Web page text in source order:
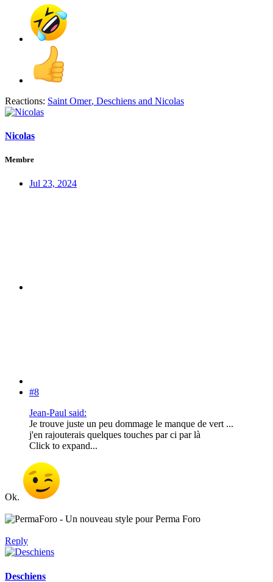
Reactions: Saint Omer, Deschiens and Nicolas
Nicolas
Membre
Jul 23, 2024
#8
Jean-Paul said:
Je trouve juste un peu dommage le manque de vert ...
j'en rajouterais quelques touches par ci par là
Click to expand...
Ok.
Reply
Deschiens